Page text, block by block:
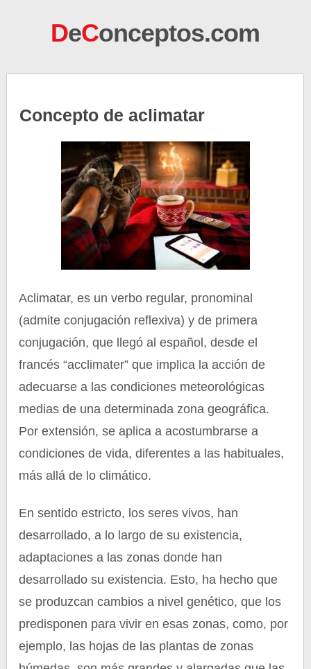
DeConceptos.com
Concepto de aclimatar
Aclimatar, es un verbo regular, pronominal
(admite conjugación reflexiva) y de primera
conjugación, que llegó al español, desde el
francés “acclimater” que implica la acción de
adecuarse a las condiciones meteorológicas
medias de una determinada zona geográfica.
Por extensión, se aplica a acostumbrarse a
condiciones de vida, diferentes a las habituales,
más allá de lo climático.
En sentido estricto, los seres vivos, han
desarrollado, a lo largo de su existencia,
adaptaciones a las zonas donde han
desarrollado su existencia. Esto, ha hecho que
se produzcan cambios a nivel genético, que los
predisponen para vivir en esas zonas, como, por
ejemplo, las hojas de las plantas de zonas